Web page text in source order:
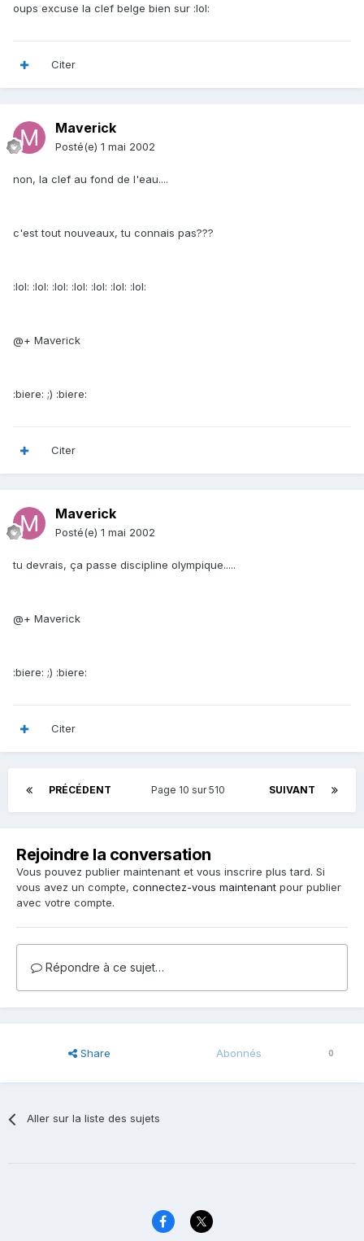
oups excuse la clef belge bien sur :lol:
Citer
Maverick
Posté(e) 1 mai 2002
non, la clef au fond de l'eau....
c'est tout nouveaux, tu connais pas???
:lol: :lol: :lol: :lol: :lol: :lol: :lol:
@+ Maverick
:biere: ;) :biere:
Citer
Maverick
Posté(e) 1 mai 2002
tu devrais, ça passe discipline olympique.....
@+ Maverick
:biere: ;) :biere:
Citer
PRÉCÉDENT SUIVANT
Page 10 sur 510
Rejoindre la conversation
Vous pouvez publier maintenant et vous inscrire plus tard. Si
vous avez un compte, connectez-vous maintenant pour publier
avec votre compte.
Répondre à ce sujet…
Share Abonnés 0
Aller sur la liste des sujets